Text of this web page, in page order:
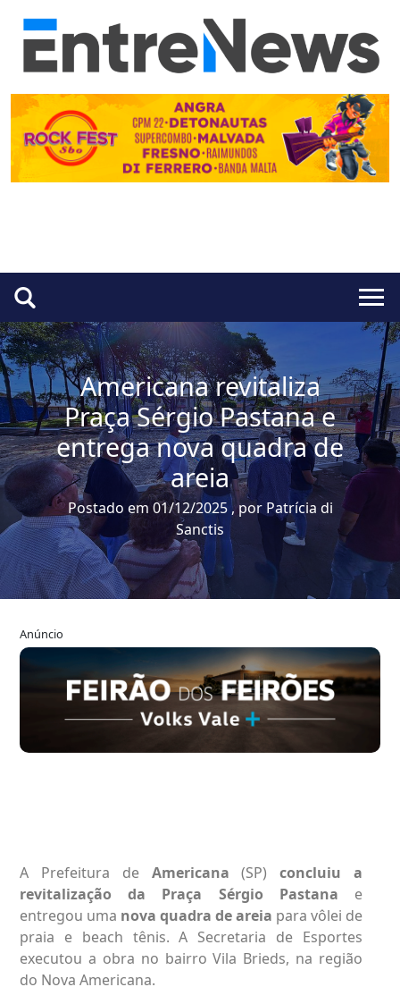
Americana revitaliza
Praça Sérgio Pastana e
entrega nova quadra de
areia
Postado em 01/12/2025 , por Patrícia di
Sanctis
Anúncio
A Prefeitura de Americana (SP)concluiu a
revitalização da Praça Sérgio Pastana e
entregou uma nova quadra de areia para vôlei de
praia e beach tênis. A Secretaria de Esportes
executou a obra no bairro Vila Brieds, na região
do Nova Americana.